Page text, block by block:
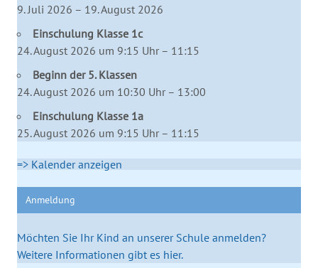
9. Juli 2026 – 19. August 2026
Einschulung Klasse 1c
24. August 2026 um 9:15 Uhr – 11:15
Beginn der 5. Klassen
24. August 2026 um 10:30 Uhr – 13:00
Einschulung Klasse 1a
25. August 2026 um 9:15 Uhr – 11:15
=> Kalender anzeigen
Anmeldung
Möchten Sie Ihr Kind an unserer Schule anmelden?
Weitere Informationen gibt es hier.